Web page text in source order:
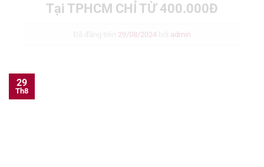
Tại TPHCM CHỈ TỪ 400.000Đ
29/08/2024 admin
29
Th8